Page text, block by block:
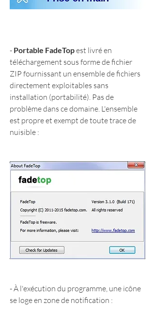
- Portable FadeTop est livré en
téléchargement sous forme de fichier
ZIP fournissant un ensemble de fichiers
directement exploitables sans
installation (portabilité). Pas de
problème dans ce domaine. L'ensemble
est propre et exempt de toute trace de
nuisible :
- À l'exécution du programme, une icône
se loge en zone de notification :